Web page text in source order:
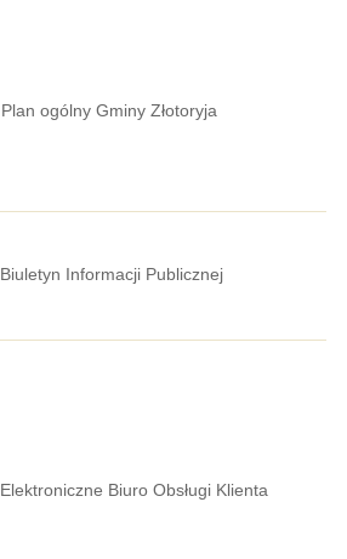
Plan ogólny Gminy Złotoryja
Biuletyn Informacji Publicznej
Elektroniczne Biuro Obsługi Klienta